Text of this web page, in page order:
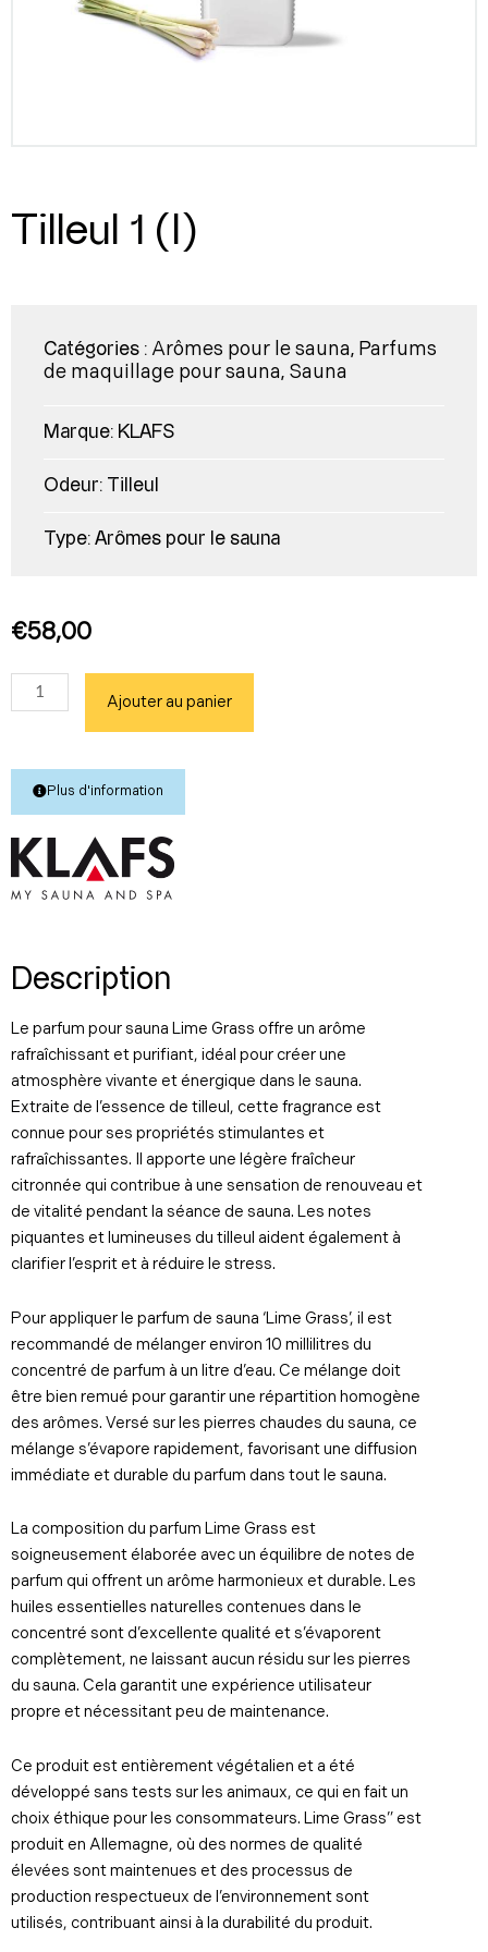
Tilleul 1 (l)
Catégories : Arômes pour le sauna, Parfums
de maquillage pour sauna, Sauna
Marque: KLAFS
Odeur: Tilleul
Type: Arômes pour le sauna
€58,00
quantité
de
Ajouter au panier
Plus d'information
Description
Le parfum pour sauna Lime Grass offre un arôme
rafraîchissant et purifiant, idéal pour créer une
atmosphère vivante et énergique dans le sauna.
Extraite de l’essence de tilleul, cette fragrance est
connue pour ses propriétés stimulantes et
rafraîchissantes. Il apporte une légère fraîcheur
citronnée qui contribue à une sensation de renouveau et
de vitalité pendant la séance de sauna. Les notes
piquantes et lumineuses du tilleul aident également à
clarifier l’esprit et à réduire le stress.
Pour appliquer le parfum de sauna ‘Lime Grass’, il est
recommandé de mélanger environ 10 millilitres du
concentré de parfum à un litre d’eau. Ce mélange doit
être bien remué pour garantir une répartition homogène
des arômes. Versé sur les pierres chaudes du sauna, ce
mélange s’évapore rapidement, favorisant une diffusion
immédiate et durable du parfum dans tout le sauna.
La composition du parfum Lime Grass est
soigneusement élaborée avec un équilibre de notes de
parfum qui offrent un arôme harmonieux et durable. Les
huiles essentielles naturelles contenues dans le
concentré sont d’excellente qualité et s’évaporent
complètement, ne laissant aucun résidu sur les pierres
du sauna. Cela garantit une expérience utilisateur
propre et nécessitant peu de maintenance.
Ce produit est entièrement végétalien et a été
développé sans tests sur les animaux, ce qui en fait un
choix éthique pour les consommateurs. Lime Grass” est
produit en Allemagne, où des normes de qualité
élevées sont maintenues et des processus de
production respectueux de l’environnement sont
utilisés, contribuant ainsi à la durabilité du produit.